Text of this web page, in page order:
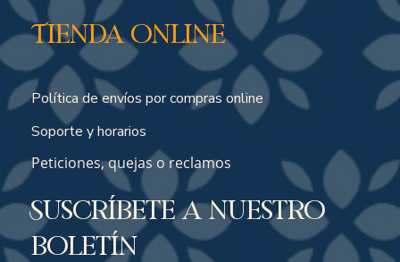
Tienda online
Política de envíos por compras online
Soporte y horarios
Peticiones, quejas o reclamos
Suscríbete a nuestro
boletín